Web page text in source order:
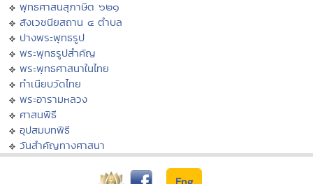
พุทธศาสนสุภาษิต ๖๒๑
สังเวชนียสถาน ๔ ตำบล
ปางพระพุทธรูป
พระพุทธรูปสำคัญ
พระพุทธศาสนาในไทย
ทำเนียบวัดไทย
พระอารามหลวง
ศาสนพิธี
อุปสมบทพิธี
วันสำคัญทางศาสนา